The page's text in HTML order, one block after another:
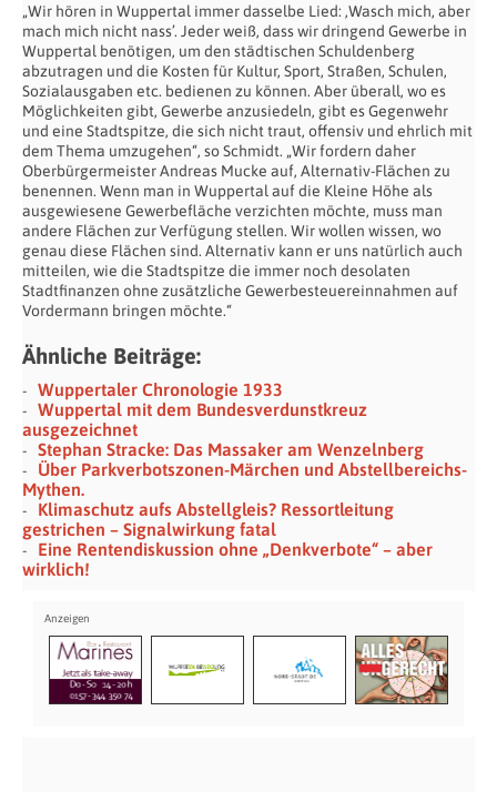
„Wir hören in Wuppertal immer dasselbe Lied: ‚Wasch mich, aber
mach mich nicht nass’. Jeder weiß, dass wir dringend Gewerbe in
Wuppertal benötigen, um den städtischen Schuldenberg
abzutragen und die Kosten für Kultur, Sport, Straßen, Schulen,
Sozialausgaben etc. bedienen zu können. Aber überall, wo es
Möglichkeiten gibt, Gewerbe anzusiedeln, gibt es Gegenwehr
und eine Stadtspitze, die sich nicht traut, offensiv und ehrlich mit
dem Thema umzugehen“, so Schmidt. „Wir fordern daher
Oberbürgermeister Andreas Mucke auf, Alternativ-Flächen zu
benennen. Wenn man in Wuppertal auf die Kleine Höhe als
ausgewiesene Gewerbefläche verzichten möchte, muss man
andere Flächen zur Verfügung stellen. Wir wollen wissen, wo
genau diese Flächen sind. Alternativ kann er uns natürlich auch
mitteilen, wie die Stadtspitze die immer noch desolaten
Stadtfinanzen ohne zusätzliche Gewerbesteuereinnahmen auf
Vordermann bringen möchte.“
Ähnliche Beiträge:
Wuppertaler Chronologie 1933
Wuppertal mit dem Bundesverdunstkreuz
ausgezeichnet
Stephan Stracke: Das Massaker am Wenzelnberg
Über Parkverbotszonen-Märchen und Abstellbereichs-
Mythen.
Klimaschutz aufs Abstellgleis? Ressortleitung
gestrichen – Signalwirkung fatal
Eine Rentendiskussion ohne „Denkverbote“ – aber
wirklich!